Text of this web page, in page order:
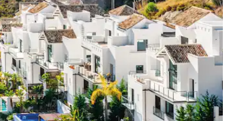
またはスワイプして検索結果を確認することができます。